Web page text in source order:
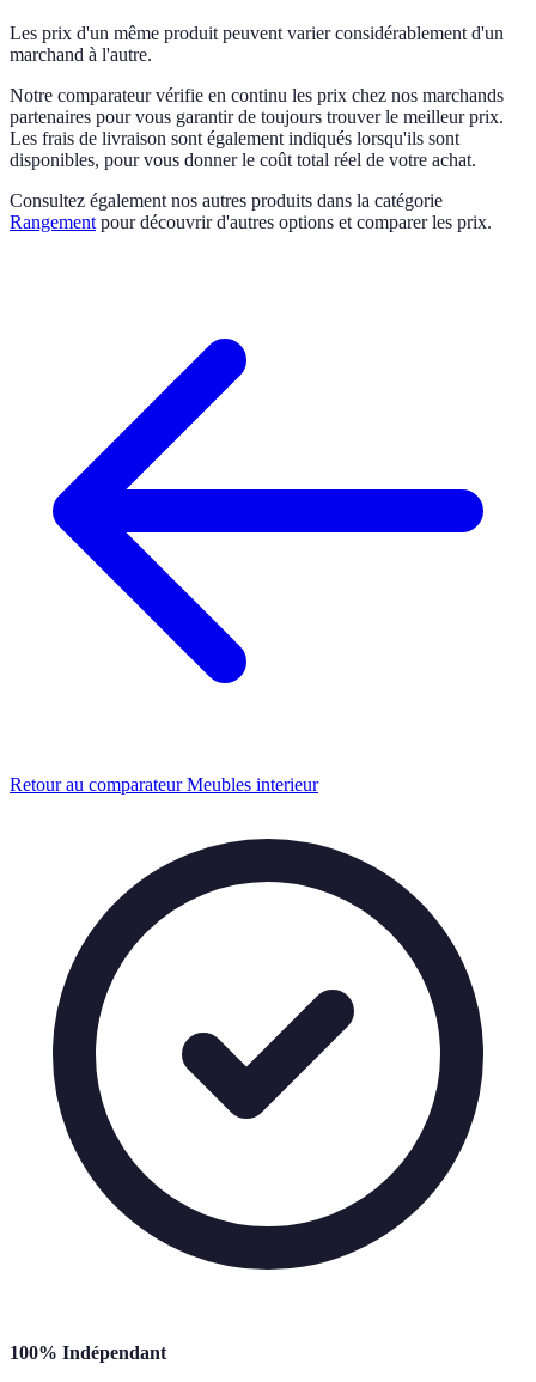
Les prix d'un même produit peuvent varier considérablement d'un
marchand à l'autre.
Notre comparateur vérifie en continu les prix chez nos marchands
partenaires pour vous garantir de toujours trouver le meilleur prix.
Les frais de livraison sont également indiqués lorsqu'ils sont
disponibles, pour vous donner le coût total réel de votre achat.
Consultez également nos autres produits dans la catégorie
Rangement pour découvrir d'autres options et comparer les prix.
Retour au comparateur Meubles interieur
100% Indépendant